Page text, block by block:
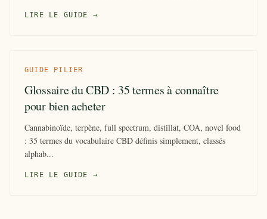
LIRE LE GUIDE →
GUIDE PILIER
Glossaire du CBD : 35 termes à connaître
pour bien acheter
Cannabinoïde, terpène, full spectrum, distillat, COA, novel food
: 35 termes du vocabulaire CBD définis simplement, classés
alphab...
LIRE LE GUIDE →